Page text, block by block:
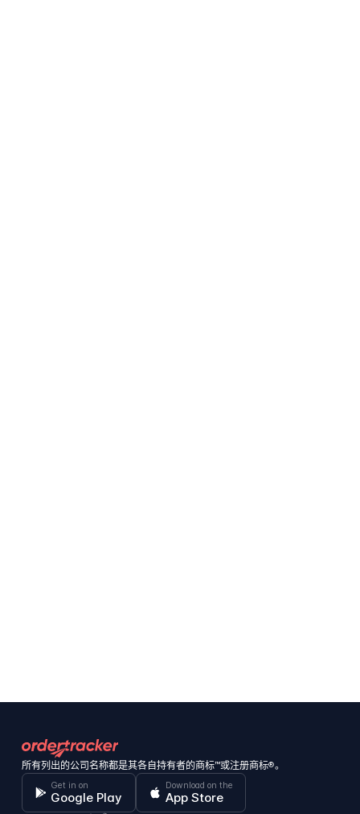
所有列出的公司名称都是其各自持有者的商标™或注册商标®。
Get in on
Google Play
Download on the
App Store